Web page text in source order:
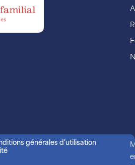
générales d'utilisation